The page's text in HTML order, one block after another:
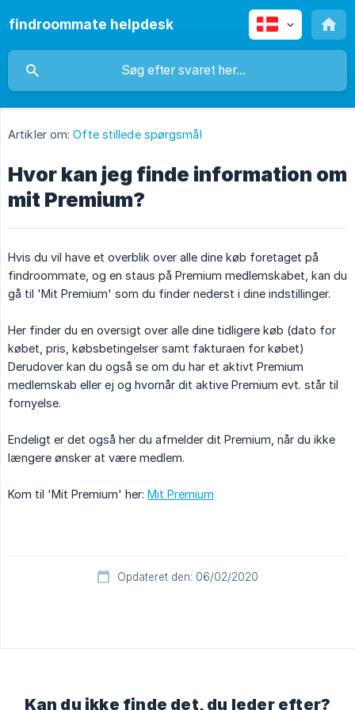
findroommate helpdesk
Artikler om: Ofte stillede spørgsmål
Hvor kan jeg finde information om
mit Premium?
Hvis du vil have et overblik over alle dine køb foretaget på
findroommate, og en staus på Premium medlemskabet, kan du
gå til 'Mit Premium' som du finder nederst i dine indstillinger.
Her finder du en oversigt over alle dine tidligere køb (dato for
købet, pris, købsbetingelser samt fakturaen for købet)
Derudover kan du også se om du har et aktivt Premium
medlemskab eller ej og hvornår dit aktive Premium evt. står til
fornyelse.
Endeligt er det også her du afmelder dit Premium, når du ikke
længere ønsker at være medlem.
Kom til 'Mit Premium' her: Mit Premium
Opdateret den: 06/02/2020
Kan du ikke finde det, du leder efter?